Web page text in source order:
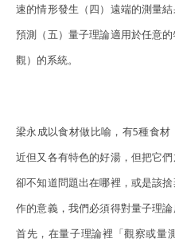
速的情形發生（四）遠端的測量
預測（五）量子理論適用於任意
觀）的系統。
梁永成以食材做比喻，有5種食
近但又各有特色的好湯，但把它
卻不知道問題出在哪裡，或是該
作的意義，我們必須得對量子理
首先，在量子理論裡「觀察或量